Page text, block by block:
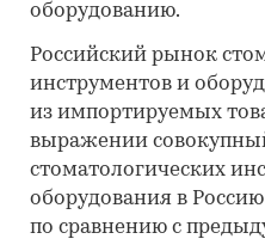
оборудованию.
Российский рынок
инструментов и
из импортируемых
выражении
стоматологических
оборудования в Россию
по сравнению с